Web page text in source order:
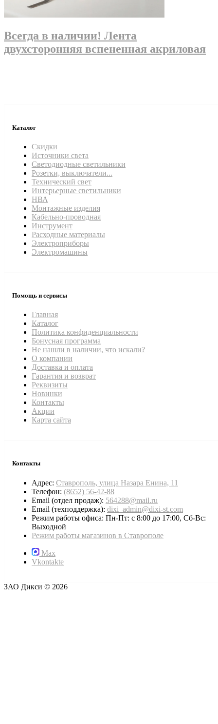
Всегда в наличии! Лента
двухсторонняя вспененная акриловая
Каталог
Скидки
Источники света
Светодиодные светильники
Розетки, выключатели...
Технический свет
Интерьерные светильники
НВА
Монтажные изделия
Кабельно-проводная
Инструмент
Расходные материалы
Электроприборы
Электромашины
Помощь и сервисы
Главная
Каталог
Политика конфиденциальности
Бонусная программа
Не нашли в наличии, что искали?
О компании
Доставка и оплата
Гарантия и возврат
Реквизиты
Новинки
Контакты
Акции
Карта сайта
Контакты
Адрес: Ставрополь, улица Назара Енина, 11
Телефон: (8652) 56-42-88
Email (отдел продаж): 564288@mail.ru
Email (техподдержка): dixi_admin@dixi-st.com
Режим работы офиса: Пн-Пт: с 8:00 до 17:00, Сб-Вс:
Выходной
Режим работы магазинов в Ставрополе
Max
Vkontakte
ЗАО Дикси © 2026